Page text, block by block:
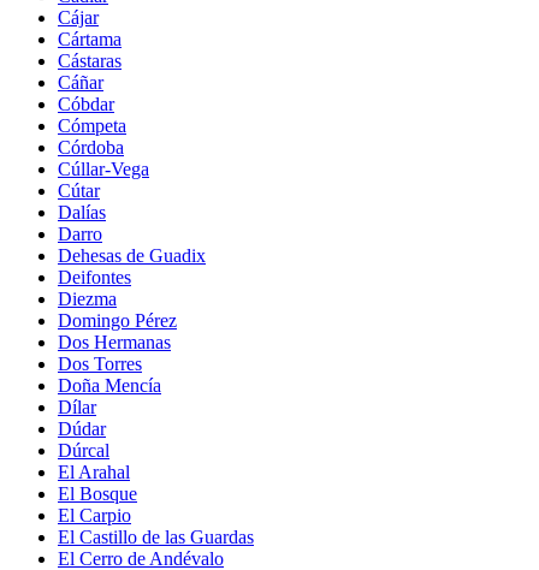
Cájar
Cártama
Cástaras
Cáñar
Cóbdar
Cómpeta
Córdoba
Cúllar-Vega
Cútar
Dalías
Darro
Dehesas de Guadix
Deifontes
Diezma
Domingo Pérez
Dos Hermanas
Dos Torres
Doña Mencía
Dílar
Dúdar
Dúrcal
El Arahal
El Bosque
El Carpio
El Castillo de las Guardas
El Cerro de Andévalo